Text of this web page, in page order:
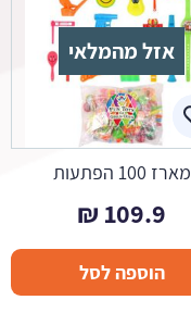
אזל מהמלאי
מארז 100 הפתעות
109.9
₪
הוספה לסל